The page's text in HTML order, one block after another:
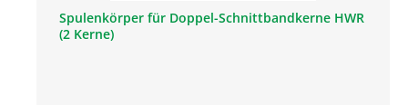
Spulenkörper für Doppel-Schnittbandkerne HWR
(2 Kerne)